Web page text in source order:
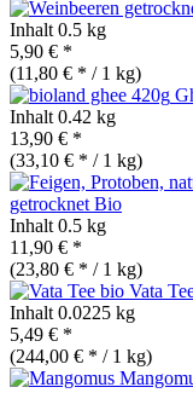
Inhalt 0.5 kg
5,90 € *
(11,80 € * / 1 kg)
Inhalt 0.42 kg
13,90 € *
(33,10 € * / 1 kg)
getrocknet Bio
Inhalt 0.5 kg
11,90 € *
(23,80 € * / 1 kg)
Vata
Inhalt 0.0225 kg
5,49 € *
(244,00 € * / 1 kg)